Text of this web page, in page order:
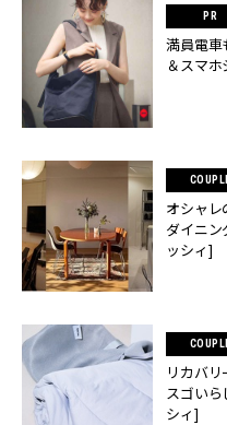
満員電車
＆スマ
オシャレ
ダイニン
ッシィ]
リカバ
スゴいら
シィ]